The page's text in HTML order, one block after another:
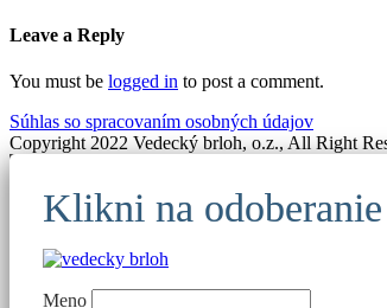
Leave a Reply
You must be logged in to post a comment.
Súhlas so spracovaním osobných údajov
Copyright 2022 Vedecký brloh, o.z., All Right
Klikni na
Meno